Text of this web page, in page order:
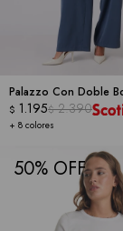
Palazzo Con Doble
Cintura Elástica -
+ 8 colores
$ 1.195$ 2.390
50